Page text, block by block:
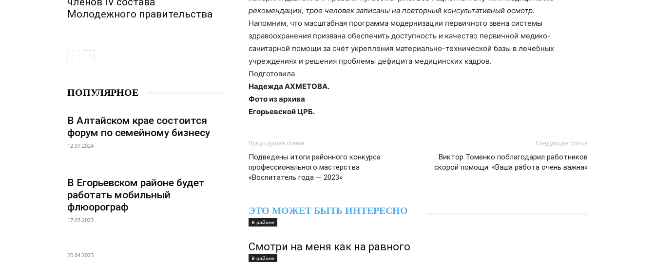
рекомендации, трое человек записаны на повторный консультативный осмотр.
Напомним, что масштабная программа модернизации первичного звена системы
здравоохранения призвана обеспечить доступность и качество первичной медико-
санитарной помощи за счёт укрепления материально-технической базы в лечебных
учреждениях и решения проблемы дефицита медицинских кадров.
Подготовила
Надежда АХМЕТОВА.
Фото из архива
Егорьевской ЦРБ.
Предыдущая статья
Подведены итоги районного конкурса
профессионального мастерства
«Воспитатель года — 2023»
Следующая статья
Виктор Томенко поблагодарил работников
скорой помощи: «Ваша работа очень важна»
ЭТО МОЖЕТ БЫТЬ ИНТЕРЕСНО
В районе
Смотри на меня как на равного
В районе
Молодежного правительства
ПОПУЛЯРНОЕ
В Алтайском крае состоится
форум по семейному бизнесу
12.07.2024
В Егорьевском районе будет
работать мобильный
флюорограф
17.03.2023
20.04.2023